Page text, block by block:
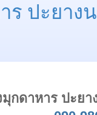
ร ปะยาง
มุกดาหาร ปะย